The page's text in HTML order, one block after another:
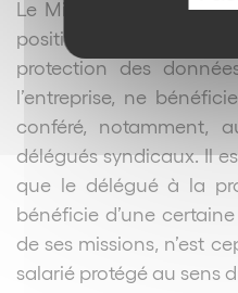
Le Ministère du travail
position de la CNIL
protection des
l’entreprise, ne
conféré, notamment,
délégués syndicaux. Il
que le délégué à la
bénéficie d’une
de ses missions, n’est
salarié protégé au sens